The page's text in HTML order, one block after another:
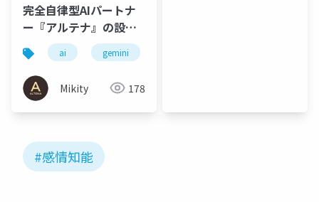
完全自律型AIパートナ
ー『アルテナ』の設計
思想と技術的ブレイク
スルー
ai gemini
Mikity 178
#感情知能